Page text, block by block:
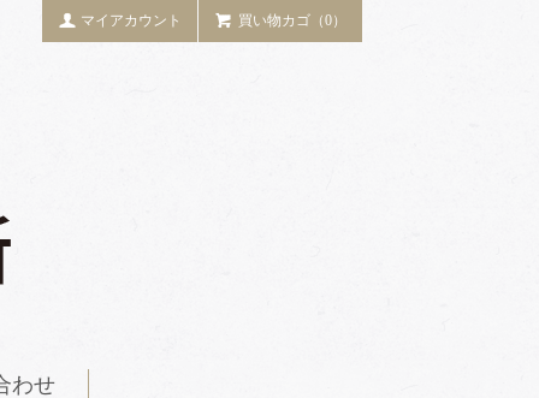
買い物カゴ（0）
マイアカウント
わせ